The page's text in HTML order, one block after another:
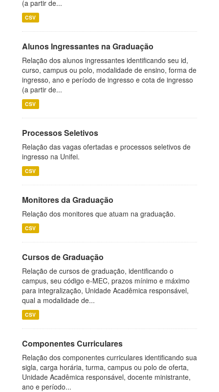
(a partir de...
CSV
Alunos Ingressantes na Graduação
Relação dos alunos ingressantes identificando seu id,
curso, campus ou polo, modalidade de ensino, forma de
ingresso, ano e período de ingresso e cota de ingresso
(a partir de...
CSV
Processos Seletivos
Relação das vagas ofertadas e processos seletivos de
ingresso na Unifei.
CSV
Monitores da Graduação
Relação dos monitores que atuam na graduação.
CSV
Cursos de Graduação
Relação de cursos de graduação, identificando o
campus, seu código e-MEC, prazos mínimo e máximo
para integralização, Unidade Acadêmica responsável,
qual a modalidade de...
CSV
Componentes Curriculares
Relação dos componentes curriculares identificando sua
sigla, carga horária, turma, campus ou polo de oferta,
Unidade Acadêmica responsável, docente ministrante,
ano e período...